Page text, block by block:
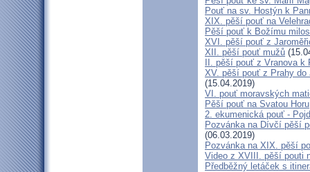
Pouť na sv. Hostýn k
XIX. pěší pouť na
Pěší pouť k Božímu
XVI. pěší pouť z
XII. pěší pouť mužů
II. pěší pouť z Vranova k
XV. pěší pouť z Prahy
(15.04.2019)
VI. pouť moravských
Pěší pouť na Svatou Horu
2. ekumenická pouť -
Pozvánka na Dívčí pěší
(06.03.2019)
Pozvánka na XIX. pěší
Video z XVIII. pěší pouti
Předběžný letáček s